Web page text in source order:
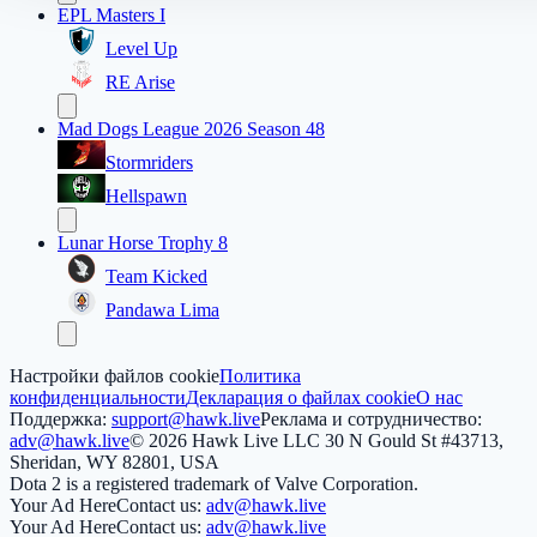
EPL Masters I
Level Up
RE Arise
Mad Dogs League 2026 Season 48
Stormriders
Hellspawn
Lunar Horse Trophy 8
Team Kicked
Pandawa Lima
Настройки файлов cookieПолитика
конфиденциальностиДекларация о файлах cookieО нас
Поддержка: support@hawk.liveРеклама и сотрудничество:
adv@hawk.live© 2026 Hawk Live LLC 30 N Gould St #43713,
Sheridan, WY 82801, USA
Dota 2 is a registered trademark of Valve Corporation.
Your Ad HereContact us: adv@hawk.live
Your Ad HereContact us: adv@hawk.live